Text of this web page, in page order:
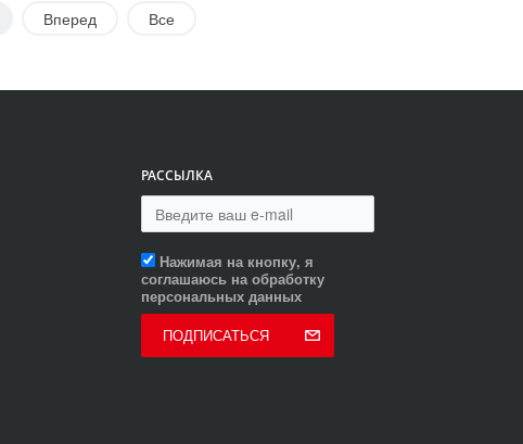
Вперед Все
РАССЫЛКА
Нажимая на кнопку, я
соглашаюсь на обработку
персональных данных
ПОДПИСАТЬСЯ